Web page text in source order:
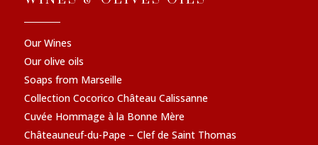
Our Wines
Our olive oils
Soaps from Marseille
Collection Cocorico Château Calissanne
Cuvée Hommage à la Bonne Mère
Châteauneuf-du-Pape – Clef de Saint Thomas